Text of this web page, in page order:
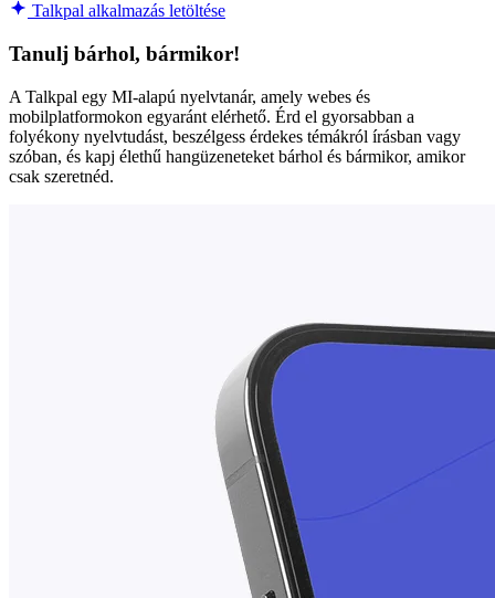
Talkpal alkalmazás letöltése
Tanulj bárhol, bármikor!
A Talkpal egy MI-alapú nyelvtanár, amely webes és
mobilplatformokon egyaránt elérhető. Érd el gyorsabban a
folyékony nyelvtudást, beszélgess érdekes témákról írásban vagy
szóban, és kapj élethű hangüzeneteket bárhol és bármikor, amikor
csak szeretnéd.